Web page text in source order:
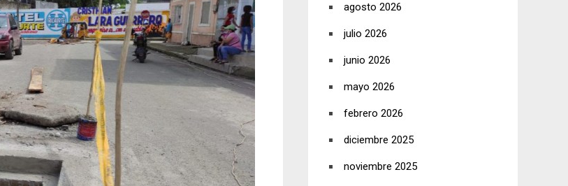
agosto 2026
julio 2026
junio 2026
mayo 2026
febrero 2026
diciembre 2025
noviembre 2025